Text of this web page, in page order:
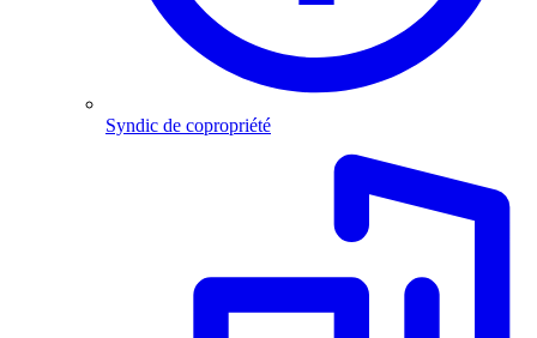
Syndic de copropriété